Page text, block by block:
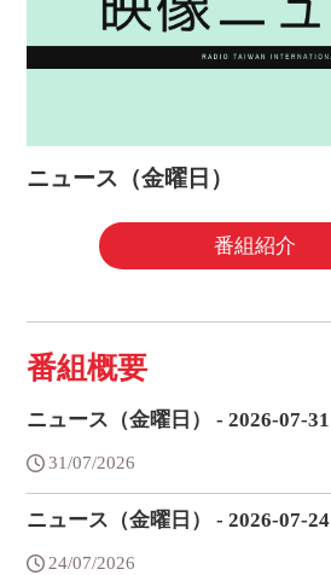
ニュース（金曜日）
番組紹介
番組概要
ニュース（金曜日） - 2026-07-31
31/07/2026
ニュース（金曜日） - 2026-07-24
24/07/2026